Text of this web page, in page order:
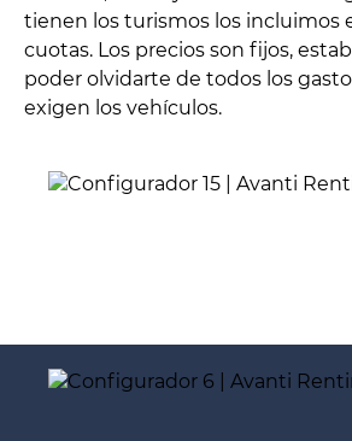
tienen los turismos los incluimos
cuotas. Los precios son fijos,
poder olvidarte de todos los
exigen los vehículos.